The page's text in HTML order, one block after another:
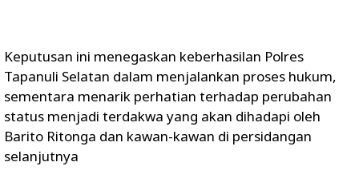
Keputusan ini menegaskan keberhasilan Polres
Tapanuli Selatan dalam menjalankan proses hukum,
sementara menarik perhatian terhadap perubahan
status menjadi terdakwa yang akan dihadapi oleh
Barito Ritonga dan kawan-kawan di persidangan
selanjutnya